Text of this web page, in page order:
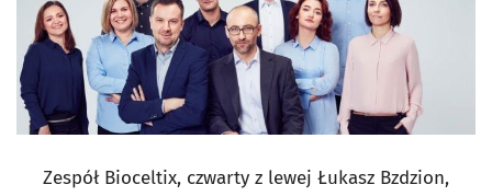
Zespół Bioceltix, czwarty z lewej Łukasz Bzdzion,